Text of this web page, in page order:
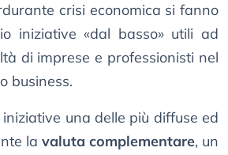
crisi economica si fanno
iniziative «dal basso» utili ad
di imprese e professionisti nel
business.
una delle più diffuse ed
la valuta complementare, un